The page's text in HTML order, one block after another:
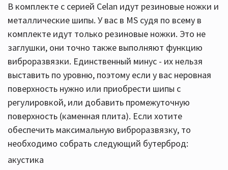
В комплекте с серией Celan идут резиновые ножки и
металлические шипы. У вас в MS судя по всему в
комплекте идут только резиновые ножки. Это не
заглушки, они точно также выполняют функцию
виброразвязки. Единственный минус - их нельзя
выставить по уровню, поэтому если у вас неровная
поверхность нужно или приобрести шипы с
регулировкой, или добавить промежуточную
поверхность (каменная плита). Если хотите
обеспечить максимальную виброразвязку, то
необходимо собрать следующий бутерброд:
акустика